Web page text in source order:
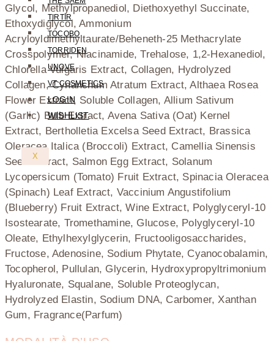
TIRTIR
TOCOBO
TORRIDEN
UNOVE
VT COSMETICS
LOGIN
WISHLIST
X
Glycol, Methylpropanediol, Diethoxyethyl Succinate,
Ethoxydiglycol, Ammonium
Acryloyldimethyltaurate/Beheneth-25 Methacrylate
Crosspolymer, Niacinamide, Trehalose, 1,2-Hexanediol,
Chlorella Vulgaris Extract, Collagen, Hydrolyzed
Collagen, Cynanchum Atratum Extract, Althaea Rosea
Flower Extract, Soluble Collagen, Allium Sativum
(Garlic) Bulb Extract, Avena Sativa (Oat) Kernel
Extract, Bertholletia Excelsa Seed Extract, Brassica
Oleracea Italica (Broccoli) Extract, Camellia Sinensis
Seed Extract, Salmon Egg Extract, Solanum
Lycopersicum (Tomato) Fruit Extract, Spinacia Oleracea
(Spinach) Leaf Extract, Vaccinium Angustifolium
(Blueberry) Fruit Extract, Wine Extract, Polyglyceryl-10
Isostearate, Tromethamine, Glucose, Polyglyceryl-10
Oleate, Ethylhexylglycerin, Fructooligosaccharides,
Fructose, Adenosine, Sodium Phytate, Cyanocobalamin,
Tocopherol, Pullulan, Glycerin, Hydroxypropyltrimonium
Hyaluronate, Squalane, Soluble Proteoglycan,
Hydrolyzed Elastin, Sodium DNA, Carbomer, Xanthan
Gum, Fragrance(Parfum)